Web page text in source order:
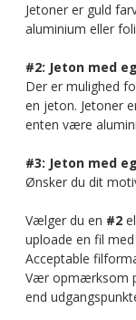
Jetoner er guld
aluminium eller
#2: Jeton med
Der er mulighed
en jeton. Jetoner
enten være
#3: Jeton med
Ønsker du dit
Vælger du en #2
uploade en fil
Acceptable
Vær opmærksom
end